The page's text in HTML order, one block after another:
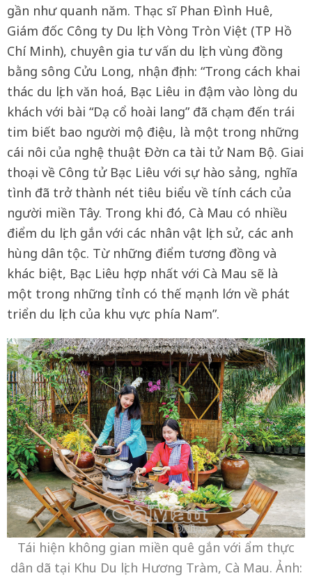
gần như quanh năm. Thạc sĩ Phan Ðình Huê,
Giám đốc Công ty Du lịch Vòng Tròn Việt (TP Hồ
Chí Minh), chuyên gia tư vấn du lịch vùng đồng
bằng sông Cửu Long, nhận định: “Trong cách khai
thác du lịch văn hoá, Bạc Liêu in đậm vào lòng du
khách với bài “Dạ cổ hoài lang” đã chạm đến trái
tim biết bao người mộ điệu, là một trong những
cái nôi của nghệ thuật Ðờn ca tài tử Nam Bộ. Giai
thoại về Công tử Bạc Liêu với sự hào sảng, nghĩa
tình đã trở thành nét tiêu biểu về tính cách của
người miền Tây. Trong khi đó, Cà Mau có nhiều
điểm du lịch gắn với các nhân vật lịch sử, các anh
hùng dân tộc. Từ những điểm tương đồng và
khác biệt, Bạc Liêu hợp nhất với Cà Mau sẽ là
một trong những tỉnh có thế mạnh lớn về phát
triển du lịch của khu vực phía Nam”.
Tái hiện không gian miền quê gắn với ẩm thực
dân dã tại Khu Du lịch Hương Tràm, Cà Mau. Ảnh: